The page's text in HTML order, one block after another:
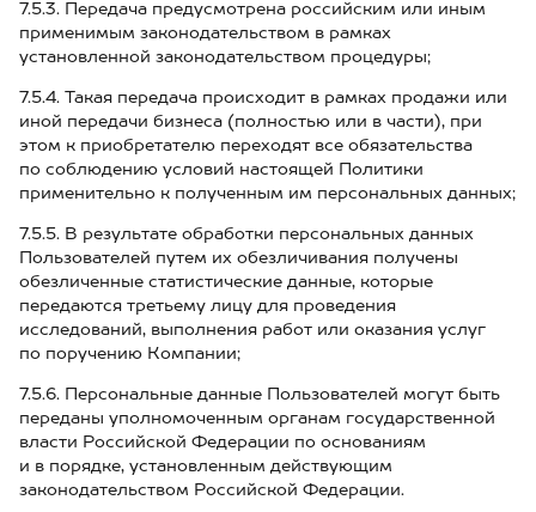
7.5.3. Передача предусмотрена российским или иным
применимым законодательством в рамках
установленной законодательством процедуры;
7.5.4. Такая передача происходит в рамках продажи или
иной передачи бизнеса (полностью или в части), при
этом к приобретателю переходят все обязательства
по соблюдению условий настоящей Политики
применительно к полученным им персональных данных;
7.5.5. В результате обработки персональных данных
Пользователей путем их обезличивания получены
обезличенные статистические данные, которые
передаются третьему лицу для проведения
исследований, выполнения работ или оказания услуг
по поручению Компании;
7.5.6. Персональные данные Пользователей могут быть
переданы уполномоченным органам государственной
власти Российской Федерации по основаниям
и в порядке, установленным действующим
законодательством Российской Федерации.